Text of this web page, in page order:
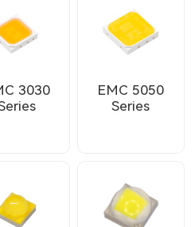
3030
EMC 5050
Series